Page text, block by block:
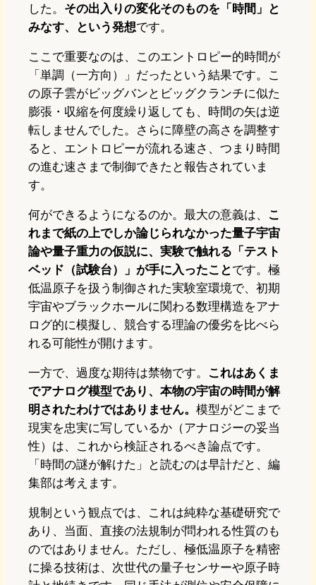
した。 その出入りの変化そのものを「時間」と
みなす、という発想です。
ここで重要なのは、このエントロピー的時間が
「単調（一方向）」だったという結果です。こ
の原子雲がビッグバンとビッグクランチに似た
膨張・収縮を何度繰り返しても、時間の矢は逆
転しませんでした。さらに障壁の高さを調整す
ると、エントロピーが流れる速さ、つまり時間
の進む速さまで制御できたと報告されていま
す。
何ができるようになるのか。最大の意義は、 こ
れまで紙の上でしか論じられなかった量子宇宙
論や量子重力の仮説に、実験で触れる「テスト
ベッド（試験台）」が手に入ったことです。極
低温原子を扱う制御された実験室環境で、初期
宇宙やブラックホールに関わる数理構造をアナ
ログ的に模擬し、競合する理論の優劣を比べら
れる可能性が開けます。
一方で、過度な期待は禁物です。 これはあくま
でアナログ模型であり、本物の宇宙の時間が解
明されたわけではありません。 模型がどこまで
現実を忠実に写しているか（アナロジーの妥当
性）は、これから検証されるべき論点です。
「時間の謎が解けた」と読むのは早計だと、編
集部は考えます。
規制という観点では、これは純粋な基礎研究で
あり、当面、直接の法規制が問われる性質のも
のではありません。ただし、極低温原子を精密
に操る技術は、次世代の量子センサーや原子時